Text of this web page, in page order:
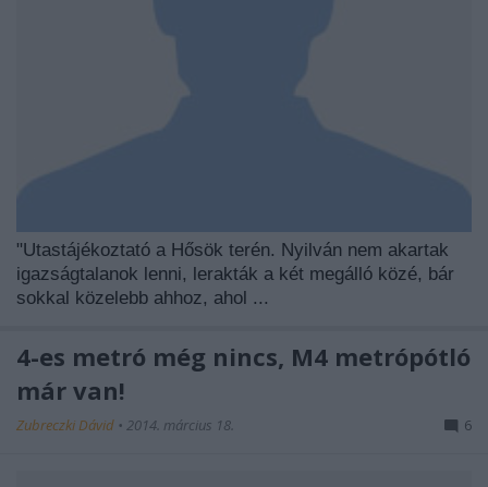
"Utastájékoztató a Hősök terén. Nyilván nem akartak
igazságtalanok lenni, lerakták a két megálló közé, bár
sokkal közelebb ahhoz, ahol ...
4-es metró még nincs, M4 metrópótló
már van!
Zubreczki Dávid • 2014. március 18. 6